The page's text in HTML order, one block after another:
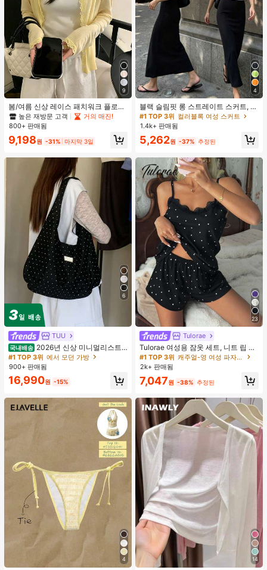
9
봄/여름 신상 레이스 패치워크 플로럴
트림 소프트 니트 가디건 경량 재킷 탑
여성용, 코티지코어 옐로우
높은 재방문 고객
거의 매진!
800+ 판매됨
9,198원 -31% 마지막 3일
6
TUU
국내배송 2026년 신상 미니멀리스트
도트 캔버스 토트백, 대용량 캐주얼 다
용도 통근 숄더 핸드백
#1 TOP 3위 에서 모던 가방
900+ 판매됨
16,990원 -15%
4
4
블랙 슬림핏 롱 스트레이트 스커트, 여
성 패션 폴리에스터 캐주얼 파티 스커
트, 다용도 및 귀여운, 일상 착용에 적
합, 여름 휴가. 해변, 음악 축제 및 여름
휴가에 완벽, 90년대
#1 TOP 3위 컬러블록 여성 스커트
1.4k+ 판매됨
5,262원 -37% 추정된
23
Tulorae
Tulorae 여성용 잠옷 세트, 니트 립 원
단, 하트 프린트 대비 레이스 트림, 로
맨틱 달콤 귀여운 섹시 캐미솔 & 반바
지 베이비돌 잠옷 세트 투피스 나이트
세트 섹시 잠옷 세트 여성용 잠옷 롬퍼
투피스 잠옷 세트 여성용 잠옷 세트 도
트 잠옷 세트 잠옷 반바지 세트 투피스
잠옷 세트 여성용 여름 세트 도트 반바
지 세트 여성용 잠옷 세트 반바지 잠옷
세트 여성용 투피스 여름 라운지 세트
#1 TOP 3위
캐주얼-영 여성 파자마 세트
2k+ 판매됨
7,047원 -38% 추정된
14